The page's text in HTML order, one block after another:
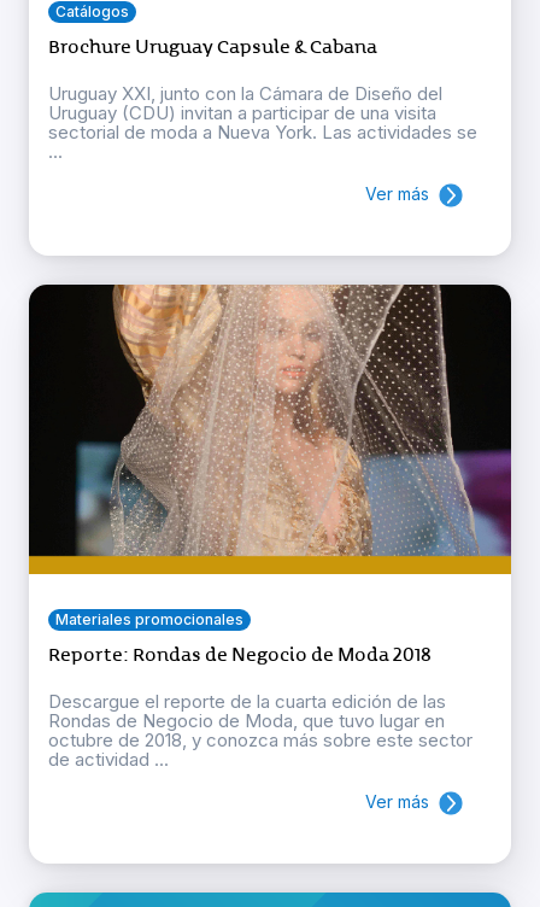
Catálogos
Brochure Uruguay Capsule & Cabana
Uruguay XXI, junto con la Cámara de Diseño del
Uruguay (CDU) invitan a participar de una visita
sectorial de moda a Nueva York. Las actividades se
...
Ver más
Materiales promocionales
Reporte: Rondas de Negocio de Moda 2018
Descargue el reporte de la cuarta edición de las
Rondas de Negocio de Moda, que tuvo lugar en
octubre de 2018, y conozca más sobre este sector
de actividad ...
Ver más